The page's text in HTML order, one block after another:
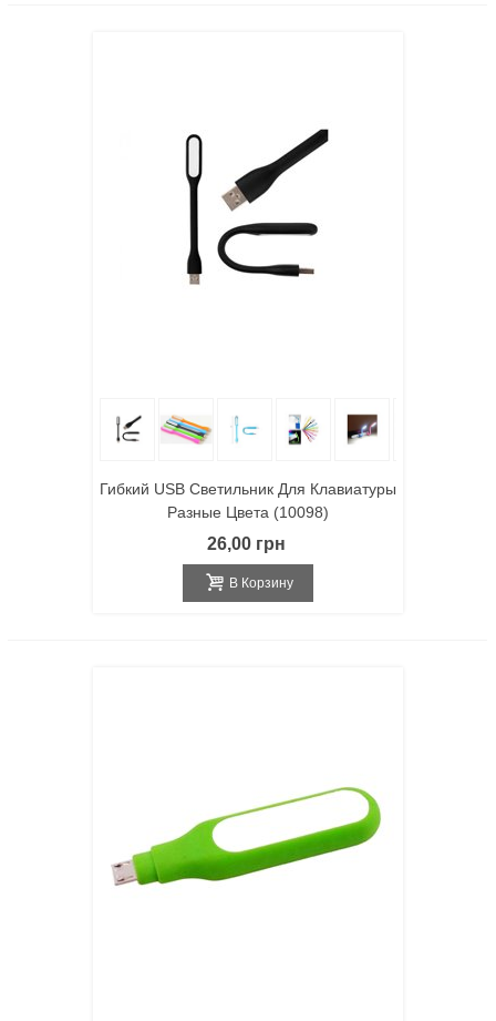
Гибкий USB Светильник Для Клавиатуры
Разные Цвета (10098)
26,00 грн
В Корзину